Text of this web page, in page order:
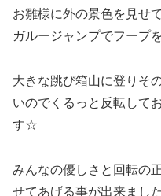
お雛様に外の景色を見せ
ガルージャンプでフープ
大きな跳び箱山に登りそ
いのでくるっと反転して
す☆
みんなの優しさと回転の
せてあげる事が出来まし